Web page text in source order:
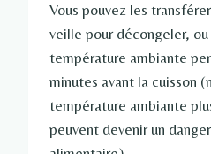
Vous pouvez les
veille pour décongeler,
température ambiante
minutes avant la cuisson
température ambiante
peuvent devenir un